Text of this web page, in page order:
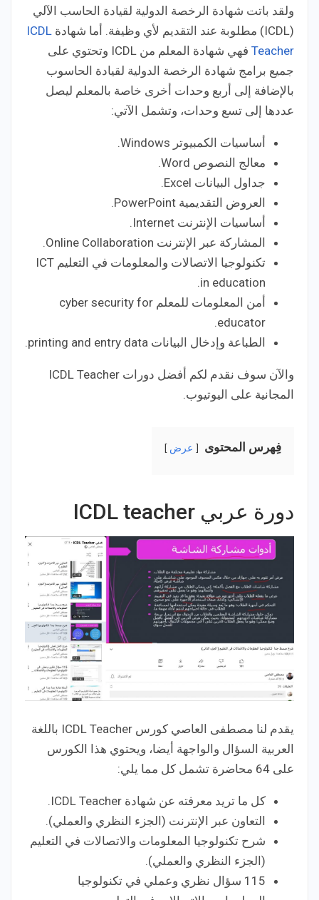
ولقد باتت شهادة الرخصة الدولية لقيادة الحاسب الآلي
(ICDL) مطلوبة عند التقديم لأي وظيفة. أما شهادة
ICDL
Teacher
فهي شهادة المعلم من ICDL وتحتوي على
جميع برامج شهادة الرخصة الدولية لقيادة الحاسوب
بالإضافة إلى أربع وحدات أخرى خاصة بالمعلم ليصل
عددها إلى تسع وحدات، وتشمل الآتي:
أساسيات الكمبيوتر Windows.
معالج النصوص Word.
جداول البيانات Excel.
العروض التقديمية PowerPoint.
أساسيات الإنترنت Internet.
المشاركة عبر الإنترنت Online Collaboration.
تكنولوجيا الاتصالات والمعلومات في التعليم ICT
in education.
أمن المعلومات للمعلم cyber security for
educator.
الطباعة وإدخال البيانات printing and entry data.
والآن سوف نقدم لكم أفضل دورات ICDL Teacher
المجانية على اليوتيوب.
فِهرس المحتوى عرض
دورة عربي ICDL teacher
يقدم لنا مصطفى العاصي كورس ICDL Teacher باللغة
العربية السؤال والواجهة أيضا، ويحتوي هذا الكورس
على 64 محاضرة تشمل كل مما يلي:
كل ما تريد معرفته عن شهادة ICDL Teacher.
التعاون عبر الإنترنت (الجزء النظري والعملي).
شرح تكنولوجيا المعلومات والاتصالات في التعليم
(الجزء النظري والعملي).
115 سؤال نظري وعملي في تكنولوجيا